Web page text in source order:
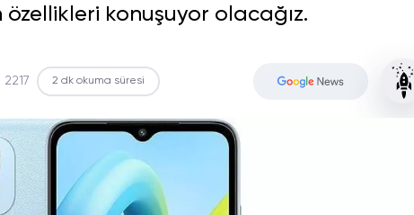
konuşuyor olacağız.
2217 2 dk okuma süresi